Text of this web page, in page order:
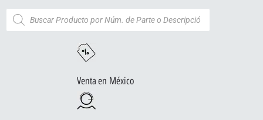
Venta en México